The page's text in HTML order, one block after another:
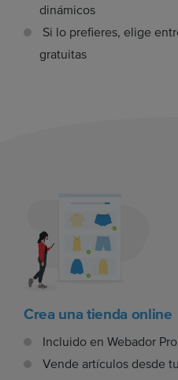
dinámicos
Si lo prefieres, elige
gratuitas
Crea una tienda online
Incluido en Webador
Vende artículos desde